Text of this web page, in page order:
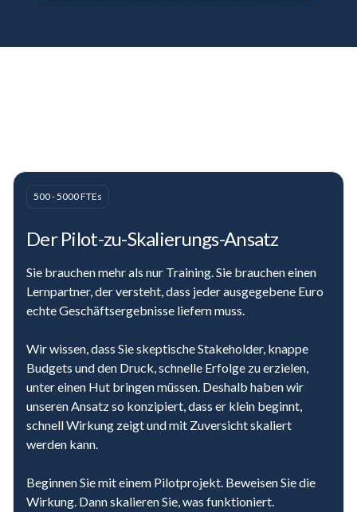
500 - 5000 FTEs
DerPilot-zu-Skalierungs-Ansatz
Sie brauchen mehr als nur Training. Sie brauchen einen
Lernpartner, der versteht, dass jeder ausgegebene Euro
echte Geschäftsergebnisse liefern muss.
Wir wissen, dass Sie skeptische Stakeholder, knappe
Budgets und den Druck, schnelle Erfolge zu erzielen,
unter einen Hut bringen müssen. Deshalb haben wir
unseren Ansatz so konzipiert, dass er klein beginnt,
schnell Wirkung zeigt und mit Zuversicht skaliert
werden kann.
Beginnen Sie mit einem Pilotprojekt. Beweisen Sie die
Wirkung. Dann skalieren Sie, was funktioniert.